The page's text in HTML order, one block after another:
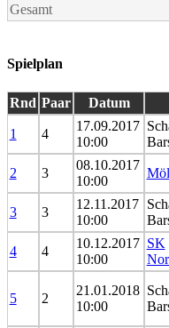
Gesamt
Spielplan
Rnd Paar Datum
1 4
17.09.2017
10:00
2 3
08.10.2017
10:00
3 3
12.11.2017
10:00
4 4
10.12.2017
10:00
SK
5 2
21.01.2018
10:00